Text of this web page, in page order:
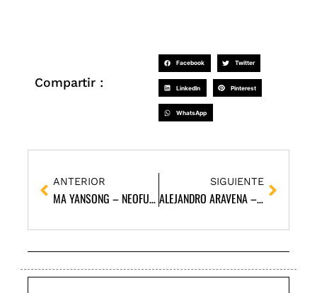
Compartir :
Facebook Twitter
LinkedIn Pinterest
WhatsApp
Ant
ANTERIOR
MA YANSONG – NEOFUTURISMO, CURVAS Y FLUIDEZ – ARQUITECTO
SIGUIENTE
ALEJANDRO ARAVENA – ARQUITECTO